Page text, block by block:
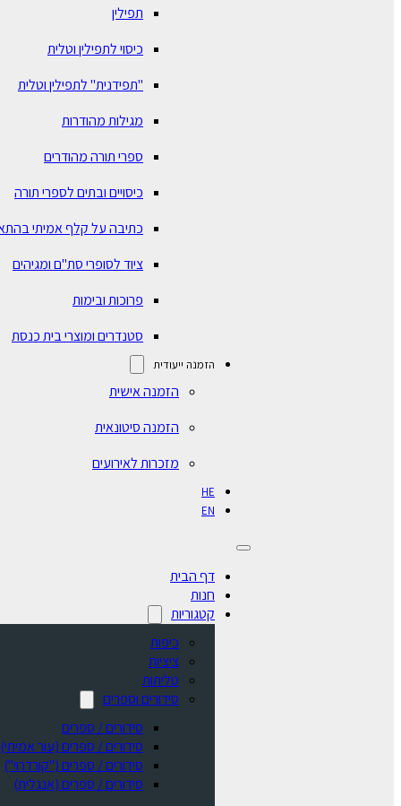
תפילין
כיסוי לתפילין וטלית
"תפידנית" לתפילין וטלית
מגילות מהודרות
ספרי תורה מהודרים
כיסויים ובתים לספרי תורה
כתיבה על קלף אמיתי
ציוד לסופרי סת"ם ומגיהים
פרוכות ובימות
סטנדרים ומוצרי בית כנסת
הזמנה ייעודית
הזמנה אישית
הזמנה סיטונאית
מזכרות לאירועים
HE
EN
דף הבית
חנות
קטגוריות
כיפות
ציציות
טליתות
סידורים וספרים
סידורים / ספרים
⁠סידורים / ספרים (עור אמיתי)
סידורים / ספרים ("קורדרוי")
סידורים / ספרים (אנגלית)